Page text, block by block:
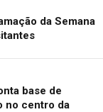
da Semana
base de
no centro da